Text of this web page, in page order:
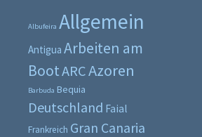
Albufeira Allgemein
Antigua Arbeiten am
BootARCAzoren
Barbuda Bequia
Deutschland Faial
Frankreich Gran Canaria